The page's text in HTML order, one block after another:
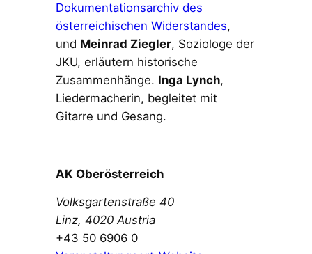
Dokumentationsarchiv des
österreichischen Widerstandes,
und Meinrad Ziegler, Soziologe der
JKU, erläutern historische
Zusammenhänge. Inga Lynch,
Liedermacherin, begleitet mit
Gitarre und Gesang.
AK Oberösterreich
Volksgartenstraße 40
Linz, 4020 Austria
+43 50 6906 0